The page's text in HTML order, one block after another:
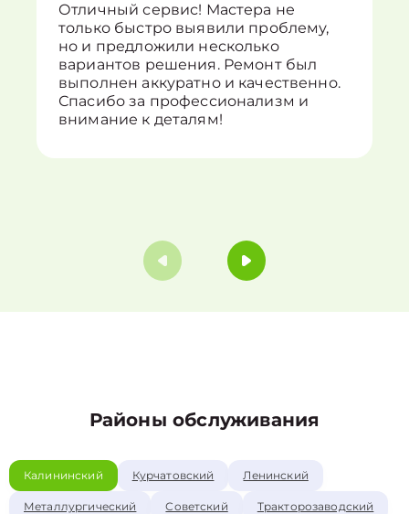
Отличный сервис! Мастера не
только быстро выявили проблему,
но и предложили несколько
вариантов решения. Ремонт был
выполнен аккуратно и качественно.
Спасибо за профессионализм и
внимание к деталям!
Районы обслуживания
Калининский Курчатовский Ленинский
Металлургический Советский Тракторозаводский